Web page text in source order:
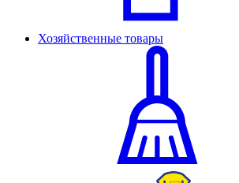
Хозяйственные товары